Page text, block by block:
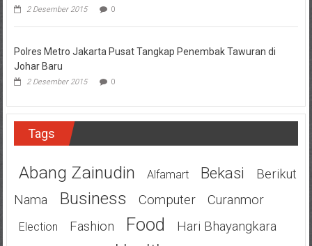
2 Desember 2015 0
Polres Metro Jakarta Pusat Tangkap Penembak Tawuran di
Johar Baru
2 Desember 2015 0
Tags
Abang Zainudin Alfamart Bekasi
Berikut
Nama
Business Computer Curanmor
Election Fashion Food
Hari Bhayangkara